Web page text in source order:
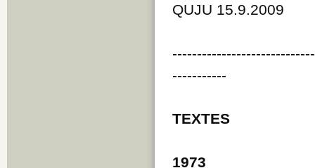
QUJU 15.9.2009
-----------
TEXTES
1973